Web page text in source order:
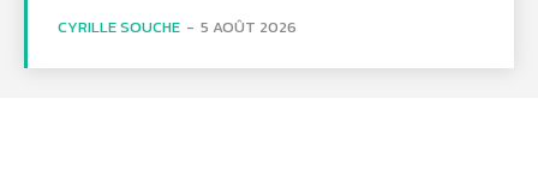
CYRILLE SOUCHE - 5 AOÛT 2026